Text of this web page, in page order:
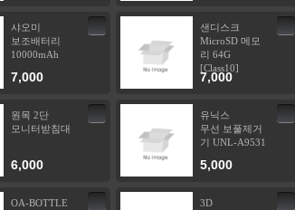
샤오미
보조배터리
10000mAh
7,000
샌디스크
MicroSD 메모
리 64G
[Class10]
7,000
원목 2단
모니터받침대
6,000
유닉스
무선 보풀제거
기 UNL-A9531
5,000
OA-BOTTLE
3D